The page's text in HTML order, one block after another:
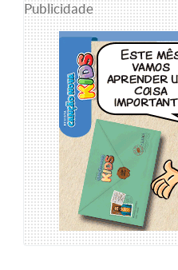
Publicidade